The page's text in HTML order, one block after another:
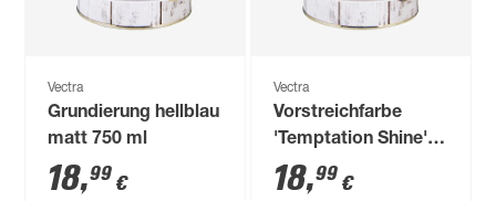
Vectra
Grundierung hellblau
matt 750 ml
18,99 €
Vectra
Vorstreichfarbe
'Temptation Shine'
grau 750 ml
18,99 €